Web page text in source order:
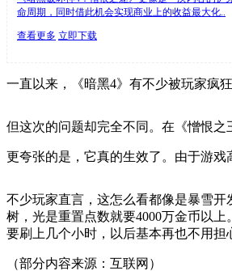
命周期，同时借此机会实现商业上的收益最大化..
查看更多 立即下载
一直以来，《暗黑4》有不少被玩家疯
但这次的问题却完全不同。在《憎恨之
更夸张的是，它真的生效了。由于游戏
不少玩家直言，这怎么看都像是暴雪
树，光是重置点数就要4000万金币以
要刷上几个小时，以后基本再也不用担
（部分内容来源：互联网）